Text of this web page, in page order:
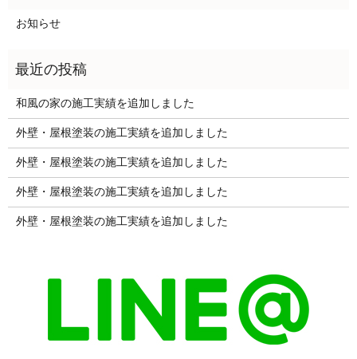
お知らせ
和風の家の施工実績を追加しました
外壁・屋根塗装の施工実績を追加しました
外壁・屋根塗装の施工実績を追加しました
外壁・屋根塗装の施工実績を追加しました
外壁・屋根塗装の施工実績を追加しました